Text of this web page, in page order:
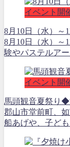
イベント開
8月10日（水）～
8月10日（水）～
験やパステルア
イベント開
馬頭観音夏祭り
郡山市堂前町、
船あげや、子ど